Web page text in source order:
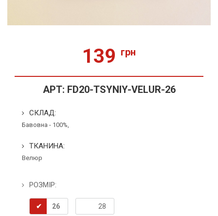
139 грн
АРТ: FD20-TSYNIY-VELUR-26
СКЛАД:
Бавовна - 100%,
ТКАНИНА:
Велюр
РОЗМІР:
26 28